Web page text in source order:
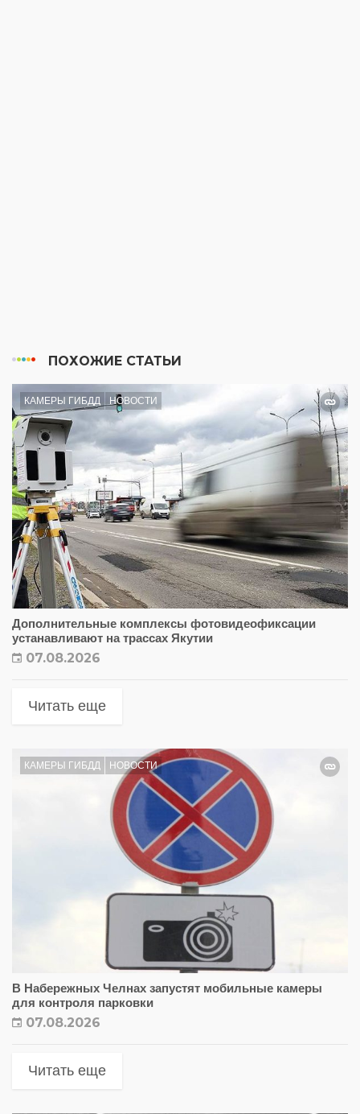
ПОХОЖИЕ СТАТЬИ
КАМЕРЫ ГИБДД НОВОСТИ
Дополнительные комплексы фотовидеофиксации
устанавливают на трассах Якутии
07.08.2026
Читать еще
КАМЕРЫ ГИБДД НОВОСТИ
В Набережных Челнах запустят мобильные камеры
для контроля парковки
07.08.2026
Читать еще